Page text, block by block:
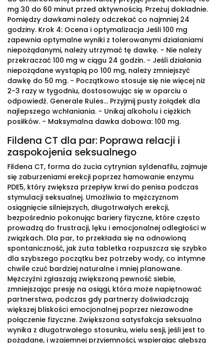
mg 30 do 60 minut przed aktywnością. Przeżuj dokładnie.
Pomiędzy dawkami należy odczekać co najmniej 24
godziny. Krok 4: Ocena i optymalizacja Jeśli 100 mg
zapewnia optymalne wyniki z tolerowanymi działaniami
niepożądanymi, należy utrzymać tę dawkę. - Nie należy
przekraczać 100 mg w ciągu 24 godzin. - Jeśli działania
niepożądane wystąpią po 100 mg, należy zmniejszyć
dawkę do 50 mg. - Początkowo stosuje się nie więcej niż
2-3 razy w tygodniu, dostosowując się w oparciu o
odpowiedź. Generale Rules... Przyjmij pusty żołądek dla
najlepszego wchłaniania. - Unikaj alkoholu i ciężkich
posiłków. - Maksymalna dawka dobowa: 100 mg.
Fildena CT dla par: Poprawa relacji i
zaspokojenia seksualnego
Fildena CT, forma do żucia cytrynian syldenafilu, zajmuje
się zaburzeniami erekcji poprzez hamowanie enzymu
PDE5, który zwiększa przepływ krwi do penisa podczas
stymulacji seksualnej. Umożliwia to mężczyznom
osiągnięcie silniejszych, długotrwałych erekcji,
bezpośrednio pokonując bariery fizyczne, które często
prowadzą do frustracji, lęku i emocjonalnej odległości w
związkach. Dla par, to przekłada się na odnowioną
spontaniczność, jak żuta tabletka rozpuszcza się szybko
dla szybszego początku bez potrzeby wody, co intymne
chwile czuć bardziej naturalne i mniej planowane.
Mężczyźni zgłaszają zwiększoną pewność siebie,
zmniejszając presję na osiągi, która może napiętnować
partnerstwa, podczas gdy partnerzy doświadczają
większej bliskości emocjonalnej poprzez niezawodne
połączenie fizyczne. Zwiększona satysfakcja seksualna
wynika z długotrwałego stosunku, wielu sesji, jeśli jest to
pożądane, i wzajemnej przyjemności, wspierając głębszą